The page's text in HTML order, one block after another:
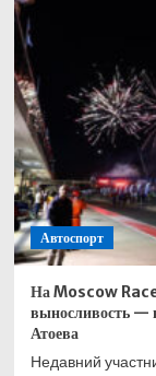
MVP
лиги
ВТБ
Автоспорт
На Moscow
выносливость —
Атоева
Недавний